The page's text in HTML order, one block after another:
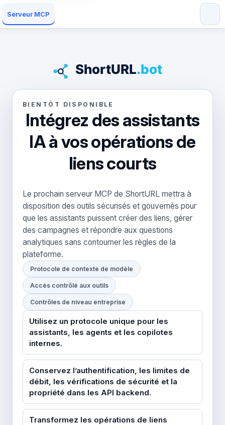
Serveur MCP
BIENTÔT DISPONIBLE
Intégrez des assistants
IA à vos opérations de
liens courts
Le prochain serveur MCP de ShortURL mettra à
disposition des outils sécurisés et gouvernés pour
que les assistants puissent créer des liens, gérer
des campagnes et répondre aux questions
analytiques sans contourner les règles de la
plateforme.
Protocole de contexte de modèle
Accès contrôlé aux outils
Contrôles de niveau entreprise
Utilisez un protocole unique pour les
assistants, les agents et les copilotes
internes.
Conservez l’authentification, les limites de
débit, les vérifications de sécurité et la
propriété dans les API backend.
Transformez les opérations de liens